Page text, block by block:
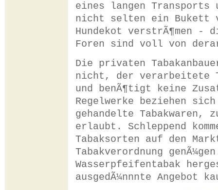
eines langen Transports
nicht selten ein Bukett
Hundekot verstrÃ¶men
Foren sind voll von
Die privaten
nicht, der verarbeitete
und benÃ¶tigt keine
Regelwerke beziehen
gehandelte
erlaubt. Schleppend
Tabaksorten auf den
Tabakverordnung
Wasserpfeifentabak
ausgedÃ¼nnnte Angebot